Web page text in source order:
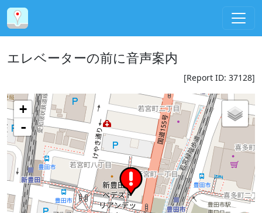
エレベーターの前に音声案内
[Report ID: 37128]
+
-